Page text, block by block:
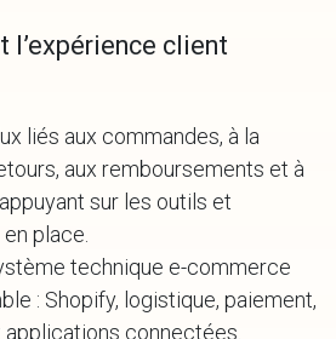
l’expérience client
liés aux commandes, à la
aux remboursements et à
sur les outils et
place.
technique e-commerce
: Shopify, logistique, paiement,
connectées.